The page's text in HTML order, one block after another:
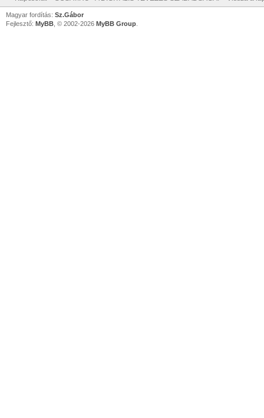
Magyar fordítás: Sz.Gábor
Fejlesztő: MyBB , © 2002-2026 MyBB Group